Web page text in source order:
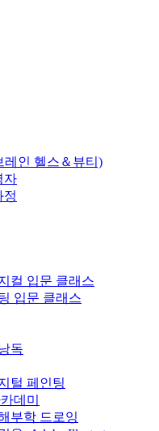
레인 헬스＆뷰티)
자
정
컬 입문 클래스
입문 클래스
독
털 페인팅
데미
부학 드로잉